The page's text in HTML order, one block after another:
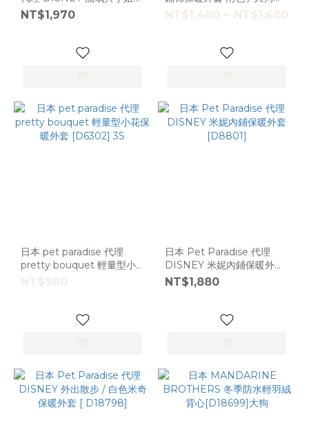
繡水手服內抓絨外套 S
[D18846]
NT$1,970
[D12544]
NT$1,480 ~ NT$1,680
日本 pet paradise 代理
pretty bouquet 輕量型小
花保暖外套 [D6302] 3S
NT$980
日本 Pet Paradise 代理
DISNEY 米妮內鋪保暖外套
[D8801]
NT$1,880